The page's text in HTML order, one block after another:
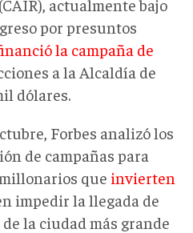
actualmente bajo
por presuntos
la campaña de
a la Alcaldía de
dólares.
Forbes analizó los
de campañas para
que invierten
impedir la llegada de
la ciudad más grande